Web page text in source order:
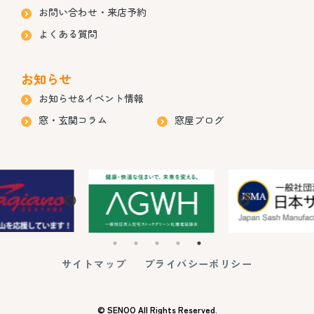
お問い合わせ・来店予約
よくある質問
お知らせ
お知らせ&イベント情報
窓・玄関コラム
窓屋ブログ
サイトマップ プライバシーポリシー
© SENOO All Rights Reserved.